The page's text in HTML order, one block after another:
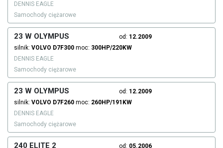
DENNIS EAGLE
Samochody ciężarowe
23 W OLYMPUS od: 12.2009
silnik: VOLVO D7F300 moc: 300HP/220KW
DENNIS EAGLE
Samochody ciężarowe
23 W OLYMPUS od: 12.2009
silnik: VOLVO D7F260 moc: 260HP/191KW
DENNIS EAGLE
Samochody ciężarowe
240 ELITE 2 od: 05.2006